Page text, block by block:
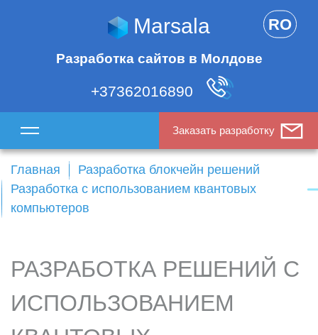
Marsala
Разработка сайтов в Молдове
+37362016890
RO
Заказать разработку
Главная
Разработка блокчейн решений
Разработка с использованием квантовых
компьютеров
РАЗРАБОТКА РЕШЕНИЙ С
ИСПОЛЬЗОВАНИЕМ